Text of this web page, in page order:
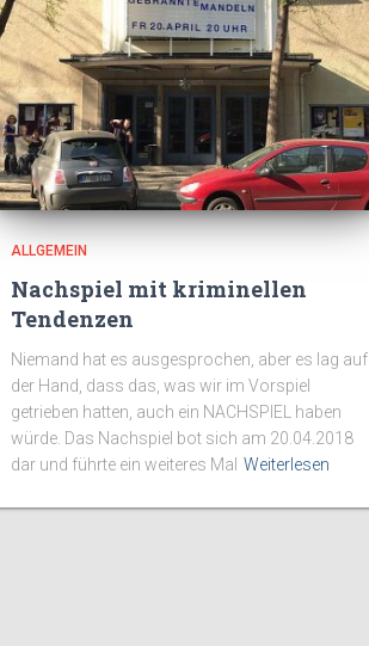
ALLGEMEIN
Nachspiel mit kriminellen
Tendenzen
Niemand hat es ausgesprochen, aber es lag auf
der Hand, dass das, was wir im Vorspiel
getrieben hatten, auch ein NACHSPIEL haben
würde. Das Nachspiel bot sich am 20.04.2018
dar und führte ein weiteres Mal Weiterlesen